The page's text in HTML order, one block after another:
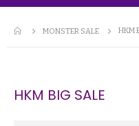
MONSTER SALE HKM
HKM BIG SALE